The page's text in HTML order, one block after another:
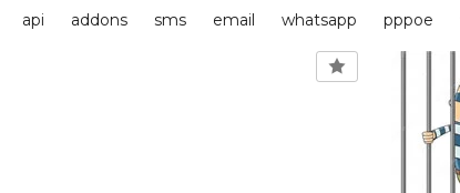
api addons sms email whatsapp pppoe